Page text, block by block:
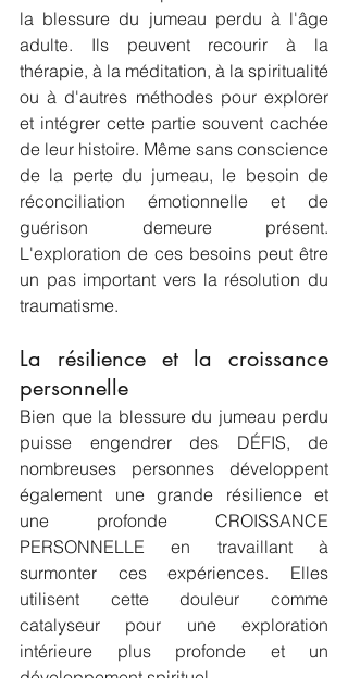
la blessure du jumeau perdu à l'âge
adulte. Ils peuvent recourir à la
thérapie, à la méditation, à la spiritualité
ou à d'autres méthodes pour explorer
et intégrer cette partie souvent cachée
de leur histoire. Même sans conscience
de la perte du jumeau, le besoin de
réconciliation émotionnelle et de
guérison demeure présent.
L'exploration de ces besoins peut être
un pas important vers la résolution du
traumatisme.
La résilience et la croissance
personnelle
Bien que la blessure du jumeau perdu
puisse engendrer des DÉFIS, de
nombreuses personnes développent
également une grande résilience et
une profonde CROISSANCE
PERSONNELLE en travaillant à
surmonter ces expériences. Elles
utilisent cette douleur comme
catalyseur pour une exploration
intérieure plus profonde et un